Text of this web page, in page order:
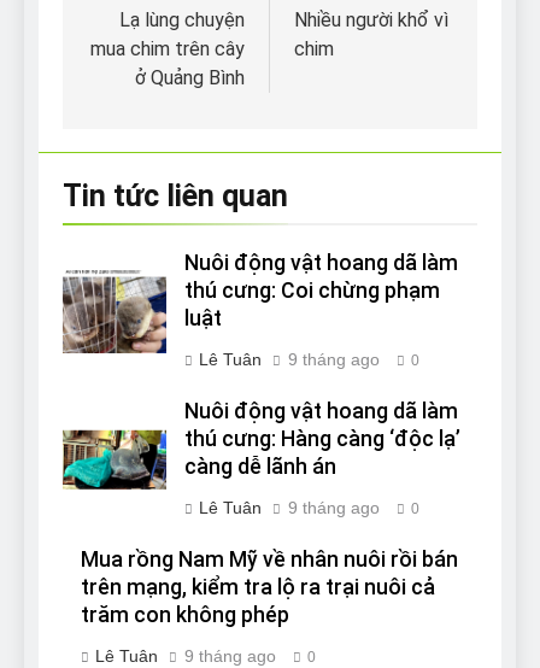
hướng
Lạ lùng chuyện
mua chim trên cây
ở Quảng Bình
Nhiều người khổ vì
chim
Tin tức liên quan
Nuôi động vật hoang dã làm
thú cưng: Coi chừng phạm
luật
Lê Tuân 9 tháng ago 0
Nuôi động vật hoang dã làm
thú cưng: Hàng càng ‘độc lạ’
càng dễ lãnh án
Lê Tuân 9 tháng ago 0
Mua rồng Nam Mỹ về nhân nuôi rồi bán
trên mạng, kiểm tra lộ ra trại nuôi cả
trăm con không phép
Lê Tuân 9 tháng ago 0